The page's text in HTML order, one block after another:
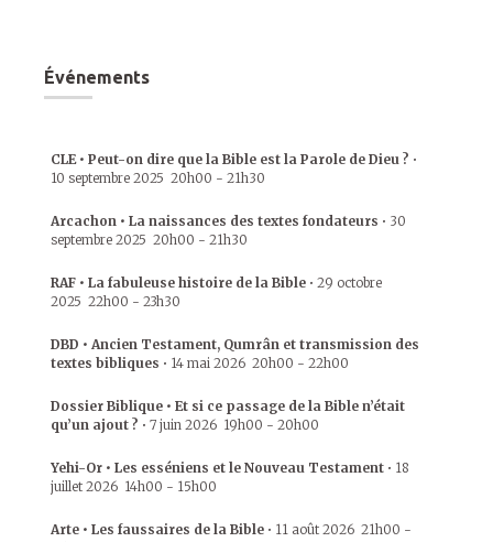
Événements
CLE • Peut-on dire que la Bible est la Parole de Dieu ? •
10 septembre 2025 20h00 - 21h30
Arcachon • La naissances des textes fondateurs • 30
septembre 2025 20h00 - 21h30
RAF • La fabuleuse histoire de la Bible • 29 octobre
2025 22h00 - 23h30
DBD • Ancien Testament, Qumrân et transmission des
textes bibliques • 14 mai 2026 20h00 - 22h00
Dossier Biblique • Et si ce passage de la Bible n’était
qu’un ajout ? • 7 juin 2026 19h00 - 20h00
Yehi-Or • Les esséniens et le Nouveau Testament • 18
juillet 2026 14h00 - 15h00
Arte • Les faussaires de la Bible • 11 août 2026 21h00 -